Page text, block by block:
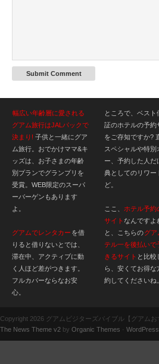
幅広い年齢層に愛される
グアム旅行はJALパックで
決まり! 子供と一緒にグア
ム旅行。おでかけママ&キ
ッズは、お子さまの年齢
別プランでグランプリを
受賞。WEB限定のスーパ
ーバーゲンもあります
よ。
グアムでレンタカー を借
りると借りないとでは、
滞在中、アクティブに動
く人ほど差がつきます。
フルカバーならなお安
心。
ところで、ベスト
証のホテルの予約
をご存知ですか?
スペシャルや特別
ー、予約した人だ
典としてのリワー
ど。
ここ、 ホテル予約
サイトなんですよ
と、こちらのグア
テル一を後払いで
きるサイト と比較
ら、安くてお得な
約してくださいね。
Copyright 2026 グアムビジターズバイブル【グアムお
The News Theme v2 by Organic Themes ·